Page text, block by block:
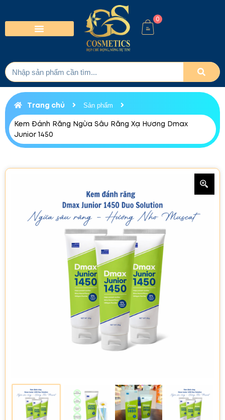
0
Trang chủ Sản phẩm
Kem Đánh Răng Ngừa Sâu Răng Xạ Hương Dmax
Junior 1450